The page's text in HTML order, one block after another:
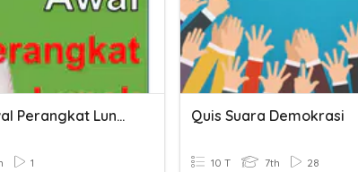
Asesmen Awal Perangkat Lunak
1
Quis Suara Demokrasi
10 T 7th 28